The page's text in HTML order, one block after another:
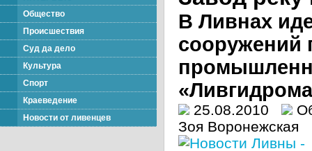
Общество
Происшествия
Суд да дело
Культура
Спорт
Краеведение
Новости от ливенцев
В Ливнах
сооружений
25.08.2010
Зоя Воронежская